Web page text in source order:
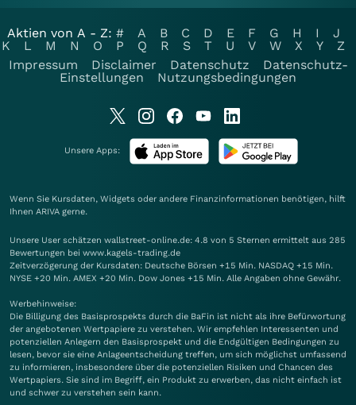
Aktien von A - Z: # A B C D E F G H I
J
K
L M N O P Q R S T U V W X Y
Z
Impressum
Disclaimer Datenschutz
Datenschutz-
Einstellungen
Nutzungsbedingungen
Unsere Apps:
Wenn Sie Kursdaten, Widgets oder andere Finanzinformationen benötigen, hilft
Ihnen ARIVA gerne.
Unsere User schätzen wallstreet-online.de: 4.8 von 5 Sternen ermittelt aus 285
Bewertungen bei www.kagels-trading.de
Zeitverzögerung der Kursdaten: Deutsche Börsen +15 Min. NASDAQ +15 Min.
NYSE +20 Min. AMEX +20 Min. Dow Jones +15 Min. Alle Angaben ohne Gewähr.
Werbehinweise:
Die Billigung des Basisprospekts durch die BaFin ist nicht als ihre Befürwortung
der angebotenen Wertpapiere zu verstehen. Wir empfehlen Interessenten und
potenziellen Anlegern den Basisprospekt und die Endgültigen Bedingungen zu
lesen, bevor sie eine Anlageentscheidung treffen, um sich möglichst umfassend
zu informieren, insbesondere über die potenziellen Risiken und Chancen des
Wertpapiers. Sie sind im Begriff, ein Produkt zu erwerben, das nicht einfach ist
und schwer zu verstehen sein kann.